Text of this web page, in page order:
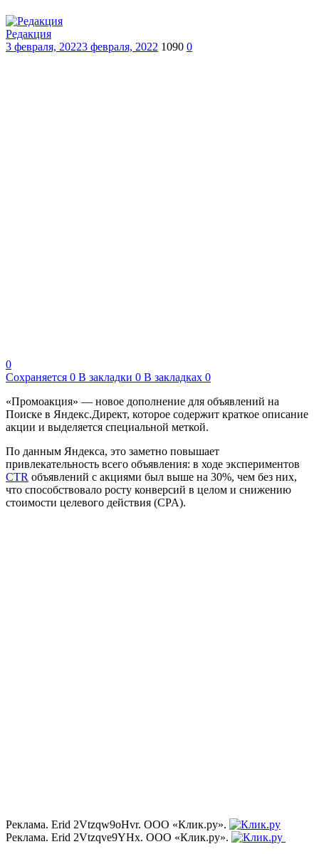
Редакция
3 февраля, 20223 февраля, 2022 1090 0
0
Сохраняется 0 В закладки 0 В закладках 0
«Промоакция» — новое дополнение для объявлений на
Поиске в Яндекс.Директ, которое содержит краткое описание
акции и выделяется специальной меткой.
По данным Яндекса, это заметно повышает
привлекательность всего объявления: в ходе экспериментов
CTR объявлений с акциями был выше на 30%, чем без них,
что способствовало росту конверсий в целом и снижению
стоимости целевого действия (CPA).
Реклама. Erid 2Vtzqw9oHvr. ООО «Клик.ру».
Реклама. Erid 2Vtzqve9YHx. ООО «Клик.ру».